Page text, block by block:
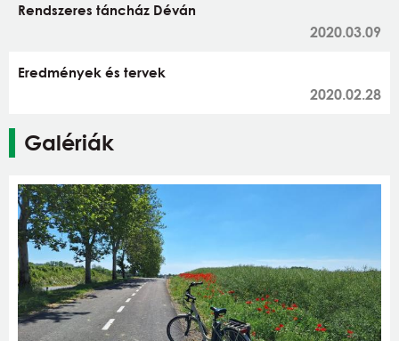
Rendszeres táncház Déván
2020.03.09
Eredmények és tervek
2020.02.28
Galériák